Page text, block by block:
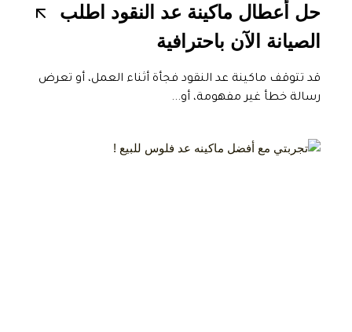
حل أعطال ماكينة عد النقود اطلب
الصيانة الآن باحترافية
قد تتوقف ماكينة عد النقود فجأة أثناء العمل، أو تعرض
رسالة خطأ غير مفهومة، أو...